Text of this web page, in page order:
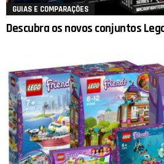
GUIAS E COMPARAÇÕES
Descubra os novos conjuntos